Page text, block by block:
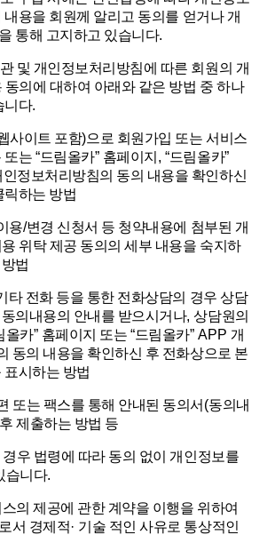
내용을 회원께 알리고 동의를 얻거나 개
통해 고지하고 있습니다.
및 개인정보처리방침에 따른 회원의 개
동의에 대하여 아래와 같은 방법 중 하나
니다.
사이트 포함)으로 회원가입 또는 서비스
또는 “드림올카” 홈페이지 , “드림올카”
인정보처리방침의 동의 내용을 확인하신
릭하는 방법
용/변경 신청서 등 청약내용에 첨부된 개
위탁 제공 동의의 세부 내용을 숙지하
법
타 전화 등을 통한 전화상담의 경우 상담
의내용의 안내를 받으시거나,상담원의
올카” 홈페이지 또는 “드림올카” APP 개
동의 내용을 확인하신 후 전화상으로 본
표시하는 방법
또는 팩스를 통해 안내된 동의서 (동의내
제출하는 방법 등
우 법령에 따라 동의 없이 개인정보를
습니다.
의 제공에 관한 계약을 이행을 위하여
서 경제적· 기술 적인 사유로 통상적인